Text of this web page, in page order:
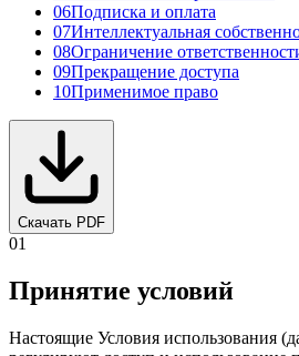
06Подписка и оплата
07Интеллектуальная
08Ограничение
09Прекращение доступа
10Применимое право
Скачать PDF
01
Принятие условий
Настоящие Условия использования